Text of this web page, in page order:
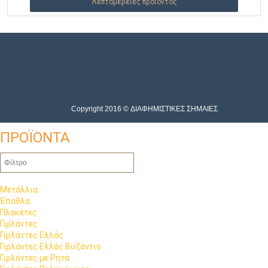
Copyright 2016 © ΔΙΑΦΗΜΙΣΤΙΚΕΣ ΣΗΜΑΙΕΣ
ΠΡΟΪΟΝΤΑ
Μετάλλια
Έπαθλα
Πλακέτες
Γιρλάντες
Γιρλάντες Ελλάς
Γιρλάντες Ελλάς Βυζάντιο
Γιρλάντες με Ρητά